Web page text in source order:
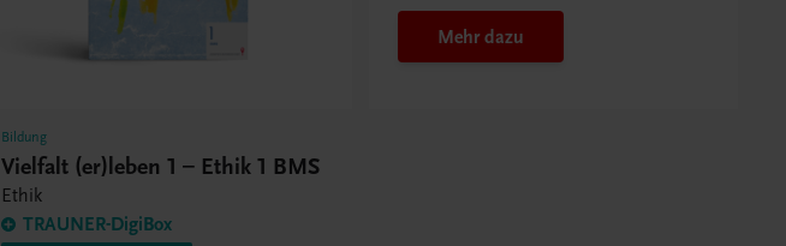
Bildung
Vielfalt (er)leben 1 – Ethik 1 BMS
Ethik
TRAUNER-DigiBox
Mehr dazu